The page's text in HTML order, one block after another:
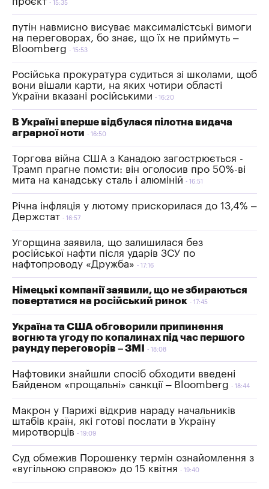
15:35
путін навмисно висуває максималістські вимоги
на переговорах, бо знає, що їх не приймуть –
Bloomberg
15:53
Російська прокуратура судиться зі школами, щоб
вони вішали карти, на яких чотири області
України вказані російськими
16:20
В Україні вперше відбулася пілотна видача
аграрної ноти
16:50
Торгова війна США з Канадою загострюється -
Трамп прагне помсти: він оголосив про 50%-ві
мита на канадську сталь і алюміній
16:51
Річна інфляція у лютому прискорилася до 13,4% –
Держстат
16:57
Угорщина заявила, що залишилася без
російської нафти після ударів ЗСУ по
нафтопроводу «Дружба»
17:16
Німецькі компанії заявили, що не збираються
повертатися на російський ринок
17:45
Україна та США обговорили припинення
вогню та угоду по копалинах під час першого
раунду переговорів – ЗМІ
18:08
Нафтовики знайшли спосіб обходити введені
Байденом «прощальні» санкції – Bloomberg
18:44
Макрон у Парижі відкрив нараду начальників
штабів країн, які готові послати в Україну
миротворців
19:09
Суд обмежив Порошенку термін ознайомлення з
«вугільною справою» до 15 квітня
19:40